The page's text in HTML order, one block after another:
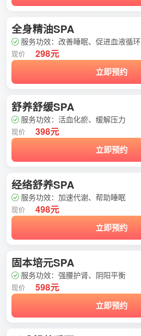
全身精油SPA
服务功效：改善睡眠、促进血液循环
现价 298元
立即预约
舒养舒缓SPA
服务功效：活血化瘀、缓解压力
现价 398元
立即预约
经络舒养SPA
服务功效：加速代谢、帮助睡眠
现价 498元
立即预约
固本培元SPA
服务功效：强腰护肾、阴阳平衡
现价 598元
立即预约